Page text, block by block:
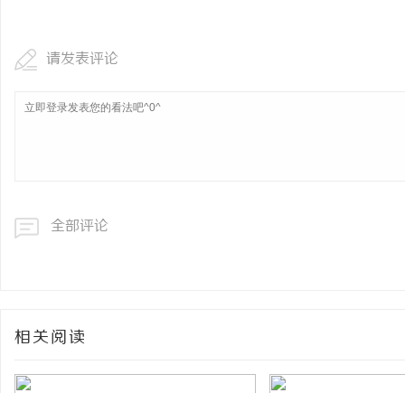
请发表评论
全部评论
相关阅读